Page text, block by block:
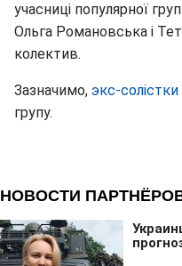
учасниці популярної
Ольга Романовська і
колектив.
Зазначимо, экс-солістки
групу.